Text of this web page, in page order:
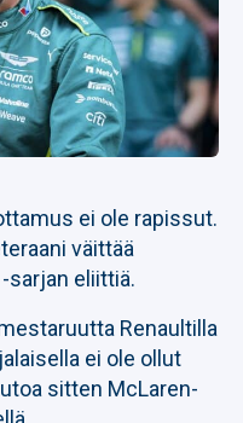
ei ole rapissut.
väittää
sarjan eliittiä.
Renaultilla
ei ole ollut
sitten McLaren-